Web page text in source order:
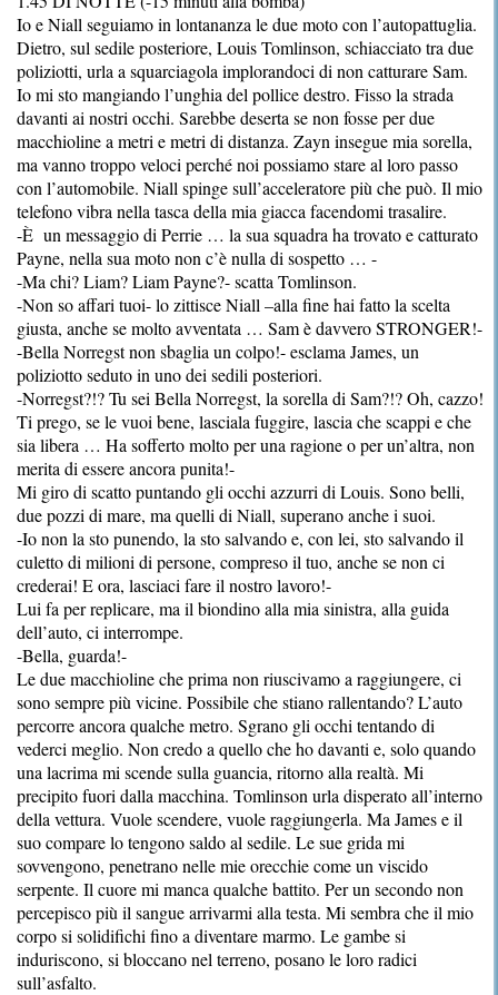
Io e Niall seguiamo in lontananza le due moto con l’autopattuglia.
Dietro, sul sedile posteriore, Louis Tomlinson, schiacciato tra due
poliziotti, urla a squarciagola implorandoci di non catturare Sam.
Io mi sto mangiando l’unghia del pollice destro. Fisso la strada
davanti ai nostri occhi. Sarebbe deserta se non fosse per due
macchioline a metri e metri di distanza. Zayn insegue mia sorella,
ma vanno troppo veloci perché noi possiamo stare al loro passo
con l’automobile. Niall spinge sull’acceleratore più che può. Il mio
telefono vibra nella tasca della mia giacca facendomi trasalire.
-È un messaggio di Perrie … la sua squadra ha trovato e catturato
Payne, nella sua moto non c’è nulla di sospetto … -
-Ma chi? Liam? Liam Payne?- scatta Tomlinson.
-Non so affari tuoi- lo zittisce Niall –alla fine hai fatto la scelta
giusta, anche se molto avventata … Sam è davvero STRONGER!-
-Bella Norregst non sbaglia un colpo!- esclama James, un
poliziotto seduto in uno dei sedili posteriori.
-Norregst?!? Tu sei Bella Norregst, la sorella di Sam?!? Oh, cazzo!
Ti prego, se le vuoi bene, lasciala fuggire, lascia che scappi e che
sia libera … Ha sofferto molto per una ragione o per un’altra, non
merita di essere ancora punita!-
Mi giro di scatto puntando gli occhi azzurri di Louis. Sono belli,
due pozzi di mare, ma quelli di Niall, superano anche i suoi.
-Io non la sto punendo, la sto salvando e, con lei, sto salvando il
culetto di milioni di persone, compreso il tuo, anche se non ci
crederai! E ora, lasciaci fare il nostro lavoro!-
Lui fa per replicare, ma il biondino alla mia sinistra, alla guida
dell’auto, ci interrompe.
-Bella, guarda!-
Le due macchioline che prima non riuscivamo a raggiungere, ci
sono sempre più vicine. Possibile che stiano rallentando? L’auto
percorre ancora qualche metro. Sgrano gli occhi tentando di
vederci meglio. Non credo a quello che ho davanti e, solo quando
una lacrima mi scende sulla guancia, ritorno alla realtà. Mi
precipito fuori dalla macchina. Tomlinson urla disperato all’interno
della vettura. Vuole scendere, vuole raggiungerla. Ma James e il
suo compare lo tengono saldo al sedile. Le sue grida mi
sovvengono, penetrano nelle mie orecchie come un viscido
serpente. Il cuore mi manca qualche battito. Per un secondo non
percepisco più il sangue arrivarmi alla testa. Mi sembra che il mio
corpo si solidifichi fino a diventare marmo. Le gambe si
induriscono, si bloccano nel terreno, posano le loro radici
sull’asfalto.